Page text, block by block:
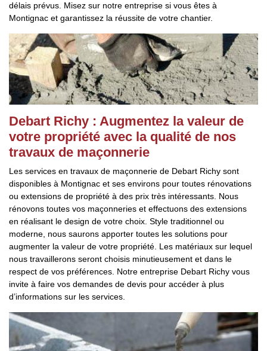
délais prévus. Misez sur notre entreprise si vous êtes à
Montignac et garantissez la réussite de votre chantier.
Debart Richy : Augmentez la valeur de
votre propriété avec la qualité de nos
travaux de maçonnerie
Les services en travaux de maçonnerie de Debart Richy sont
disponibles à Montignac et ses environs pour toutes rénovations
ou extensions de propriété à des prix très intéressants. Nous
rénovons toutes vos maçonneries et effectuons des extensions
en réalisant le design de votre choix. Style traditionnel ou
moderne, nous saurons apporter toutes les solutions pour
augmenter la valeur de votre propriété. Les matériaux sur lequel
nous travaillerons seront choisis minutieusement et dans le
respect de vos préférences. Notre entreprise Debart Richy vous
invite à faire vos demandes de devis pour accéder à plus
d’informations sur les services.